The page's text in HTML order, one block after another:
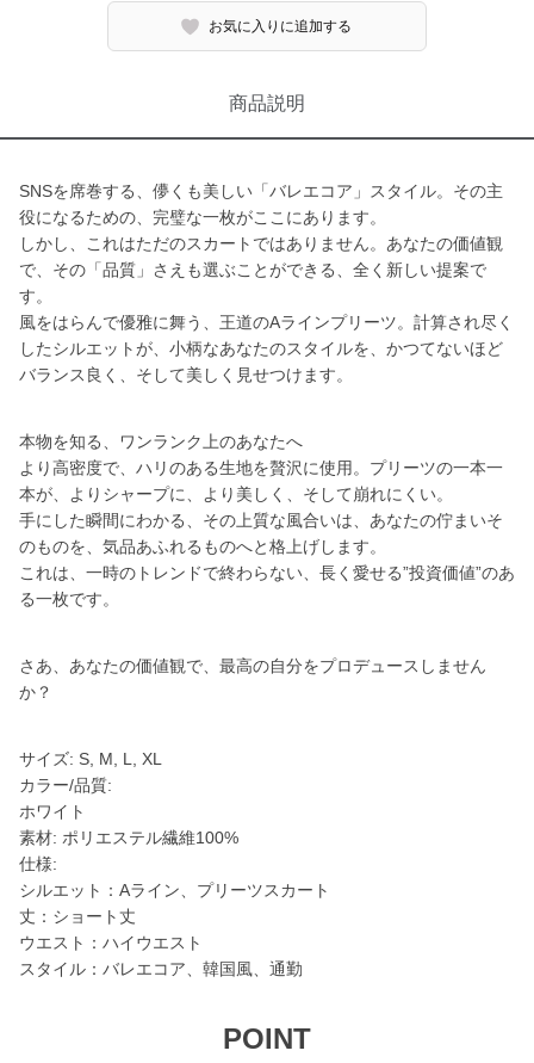
お気に入りに追加する
商品説明
SNSを席巻する、儚くも美しい「バレエコア」スタイル。その主
役になるための、完璧な一枚がここにあります。
しかし、これはただのスカートではありません。あなたの価値観
で、その「品質」さえも選ぶことができる、全く新しい提案で
す。
風をはらんで優雅に舞う、王道のAラインプリーツ。計算され尽く
したシルエットが、小柄なあなたのスタイルを、かつてないほど
バランス良く、そして美しく見せつけます。
本物を知る、ワンランク上のあなたへ
より高密度で、ハリのある生地を贅沢に使用。プリーツの一本一
本が、よりシャープに、より美しく、そして崩れにくい。
手にした瞬間にわかる、その上質な風合いは、あなたの佇まいそ
のものを、気品あふれるものへと格上げします。
これは、一時のトレンドで終わらない、長く愛せる”投資価値”のあ
る一枚です。
さあ、あなたの価値観で、最高の自分をプロデュースしません
か？
サイズ: S, M, L, XL
カラー/品質:
ホワイト
素材: ポリエステル繊維100%
仕様:
シルエット：Aライン、プリーツスカート
丈：ショート丈
ウエスト：ハイウエスト
スタイル：バレエコア、韓国風、通勤
POINT